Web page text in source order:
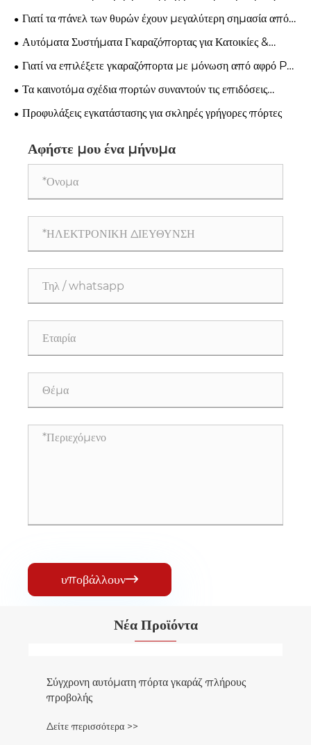
Σύγχρονη Βιομηχανική Ασφάλεια;
Γιατί τα πάνελ των θυρών έχουν μεγαλύτερη σημασία από
όσο νομίζετε;
Αυτόματα Συστήματα Γκαραζόπορτας για Κατοικίες &
Επιχειρήσεις
Γιατί να επιλέξετε γκαραζόπορτα με μόνωση από αφρό PU
για μοντέρνα σπίτια;
Τα καινοτόμα σχέδια πορτών συναντούν τις επιδόσεις
βιομηχανικής ποιότητας
Προφυλάξεις εγκατάστασης για σκληρές γρήγορες πόρτες
Αφήστε μου ένα μήνυμα
υποβάλλουν
Νέα Προϊόντα
Σύγχρονη αυτόματη πόρτα γκαράζ πλήρους
προβολής
Δείτε περισσότερα >>